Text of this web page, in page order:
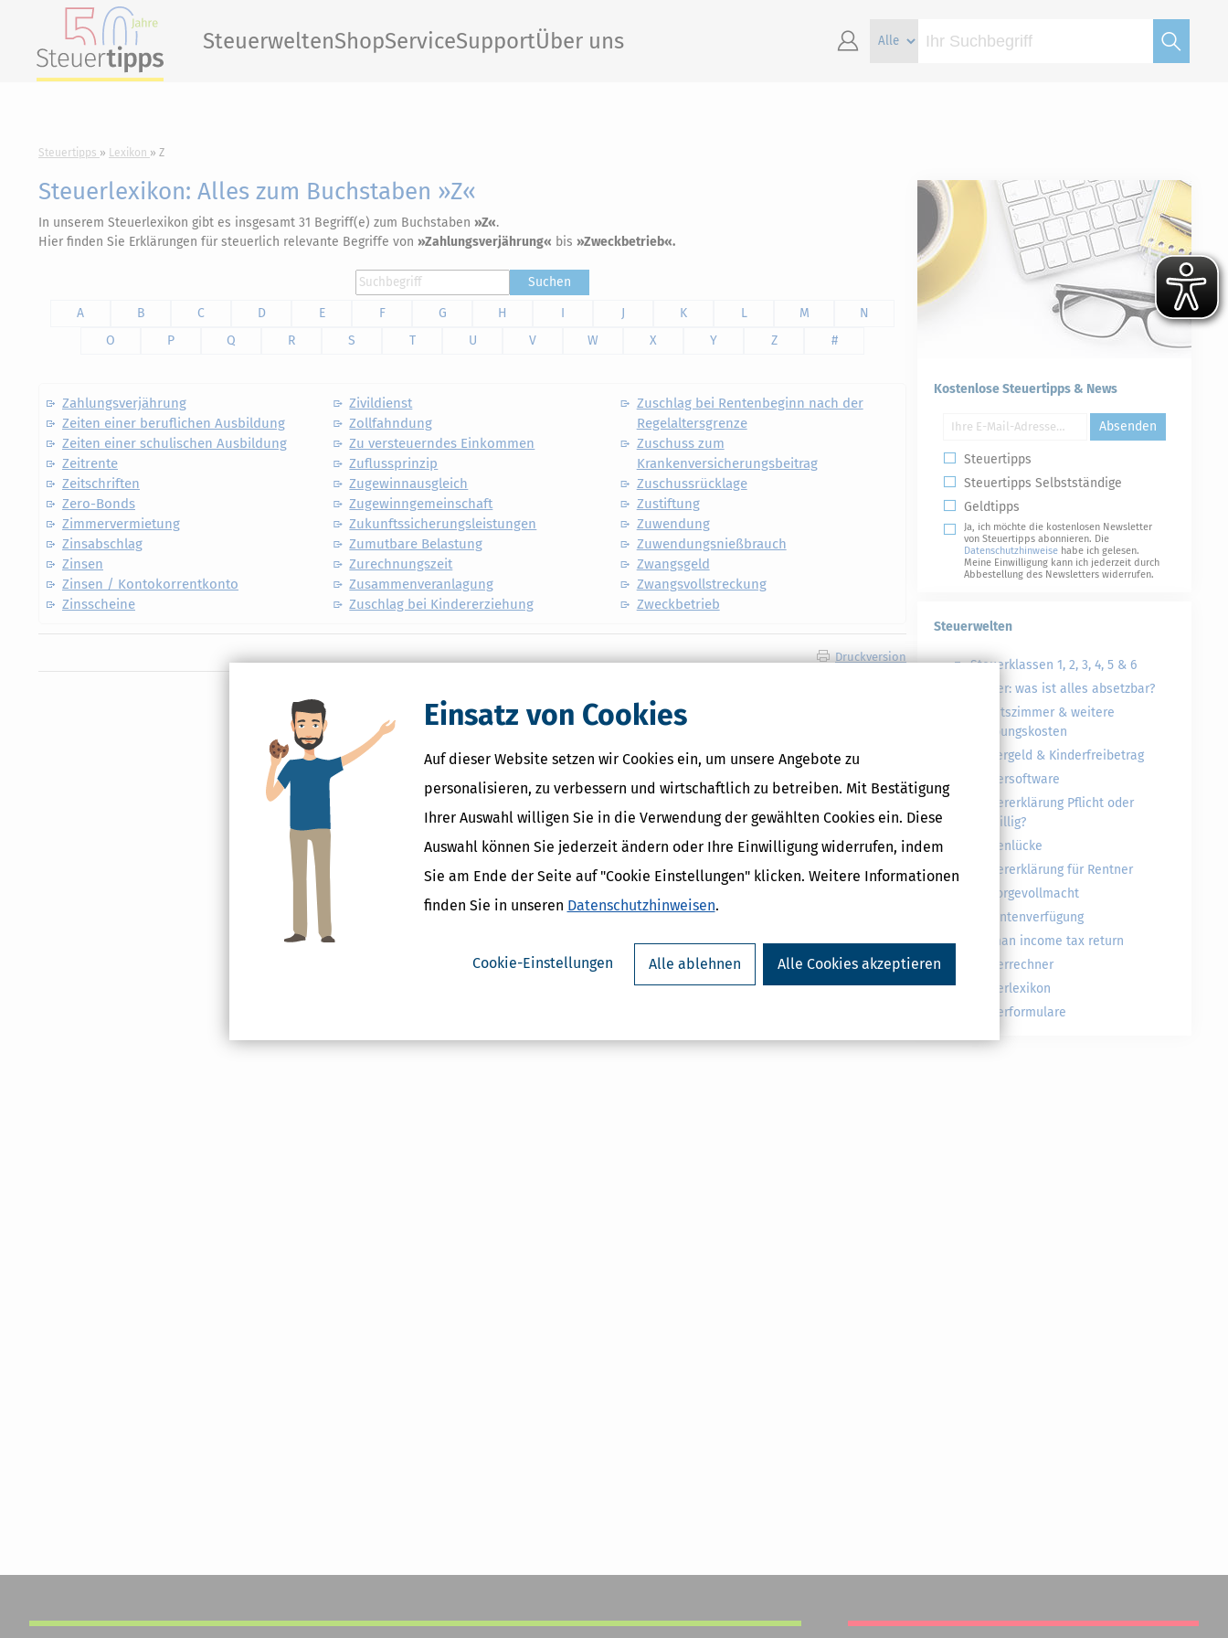
Einsatz von Cookies
Auf dieser Website setzen wir Cookies ein, um unsere Angebote zu
personalisieren, zu verbessern und wirtschaftlich zu betreiben. Mit Bestätigung
Ihrer Auswahl willigen Sie in die Verwendung der gewählten Cookies ein. Diese
Auswahl können Sie jederzeit ändern oder Ihre Einwilligung widerrufen, indem
Sie am Ende der Seite auf "Cookie Einstellungen" klicken. Weitere Informationen
finden Sie in unseren Datenschutzhinweisen.
Cookie-Einstellungen Alle ablehnen Alle Cookies akzeptieren
SteuerweltenShopServiceSupportÜber uns
Steuertipps Lexikon Z
Steuerlexikon: Alles zum Buchstaben »Z«
In unserem Steuerlexikon gibt es insgesamt 31 Begriff(e) zum Buchstaben »Z«.
Hier finden Sie Erklärungen für steuerlich relevante Begriffe von »Zahlungsverjährung« bis »Zweckbetrieb«.
Suchen
A
B C D E F G H I J K L M
N
O
P Q R S T U V W X Y Z #
Zahlungsverjährung
Zeiten einer beruflichen Ausbildung
Zeiten einer schulischen Ausbildung
Zeitrente
Zeitschriften
Zero-Bonds
Zimmervermietung
Zinsabschlag
Zinsen
Zinsen / Kontokorrentkonto
Zinsscheine
Zivildienst
Zollfahndung
Zu versteuerndes Einkommen
Zuflussprinzip
Zugewinnausgleich
Zugewinngemeinschaft
Zukunftssicherungsleistungen
Zumutbare Belastung
Zurechnungszeit
Zusammenveranlagung
Zuschlag bei Kindererziehung
Zuschlag bei Rentenbeginn nach der
Regelaltersgrenze
Zuschuss zum
Krankenversicherungsbeitrag
Zuschussrücklage
Zustiftung
Zuwendung
Zuwendungsnießbrauch
Zwangsgeld
Zwangsvollstreckung
Zweckbetrieb
Druckversion
Kostenlose Steuertipps & News
Absenden
Steuertipps
Steuertipps Selbstständige
Geldtipps
Ja, ich möchte die kostenlosen Newsletter
von Steuertipps abonnieren. Die
Datenschutzhinweise habe ich gelesen.
Meine Einwilligung kann ich jederzeit durch
Abbestellung des Newsletters widerrufen.
Steuerwelten
Steuerklassen 1, 2, 3, 4, 5 & 6
Steuer: was ist alles absetzbar?
Arbeitszimmer & weitere
Werbungskosten
Kindergeld & Kinderfreibetrag
Steuersoftware
Steuererklärung Pflicht oder
freiwillig?
Rentenlücke
Steuererklärung für Rentner
Vorsorgevollmacht
Patientenverfügung
German income tax return
Steuerrechner
Steuerlexikon
Steuerformulare